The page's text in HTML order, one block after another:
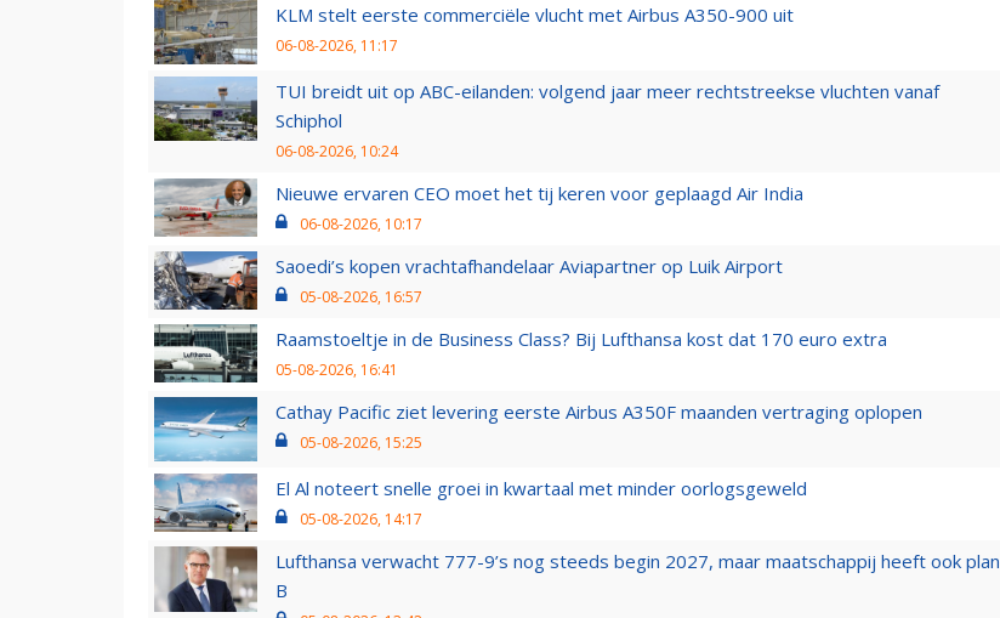
KLM stelt eerste commerciële vlucht met Airbus A350-900 uit
06-08-2026, 11:17
TUI breidt uit op ABC-eilanden: volgend jaar meer rechtstreekse vluchten vanaf
Schiphol
06-08-2026, 10:24
Nieuwe ervaren CEO moet het tij keren voor geplaagd Air India
06-08-2026, 10:17
Saoedi’s kopen vrachtafhandelaar Aviapartner op Luik Airport
05-08-2026, 16:57
Raamstoeltje in de Business Class? Bij Lufthansa kost dat 170 euro extra
05-08-2026, 16:41
Cathay Pacific ziet levering eerste Airbus A350F maanden vertraging oplopen
05-08-2026, 15:25
El Al noteert snelle groei in kwartaal met minder oorlogsgeweld
05-08-2026, 14:17
Lufthansa verwacht 777-9’s nog steeds begin 2027, maar maatschappij heeft ook plan
B